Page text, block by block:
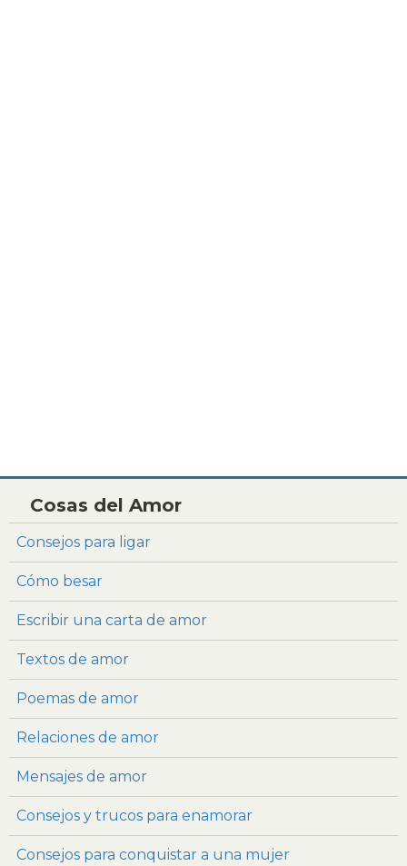
Cosas del Amor
Consejos para ligar
Cómo besar
Escribir una carta de amor
Textos de amor
Poemas de amor
Relaciones de amor
Mensajes de amor
Consejos y trucos para enamorar
Consejos para conquistar a una mujer